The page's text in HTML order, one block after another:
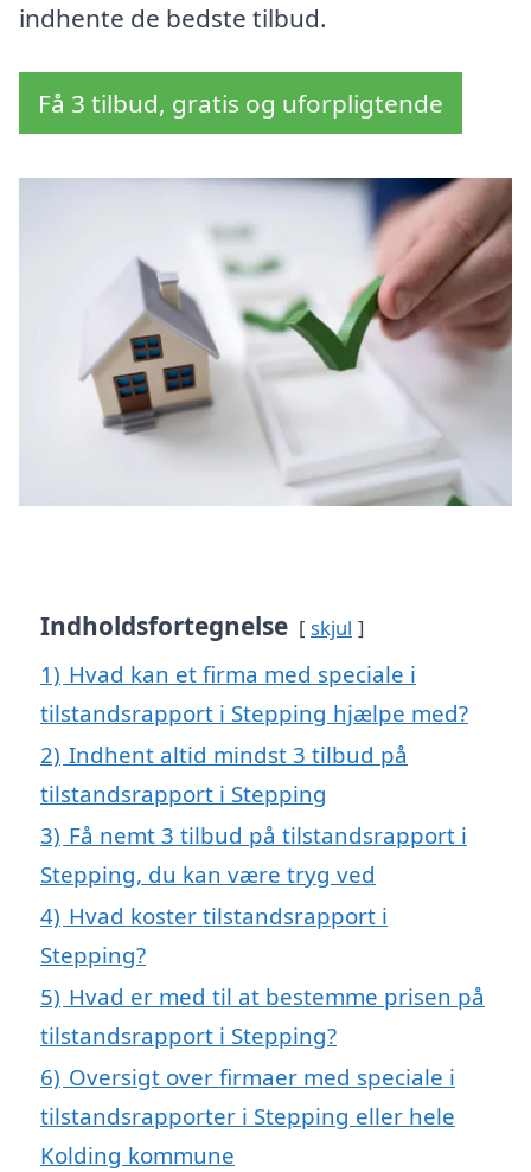
indhente de bedste tilbud.
Få 3 tilbud, gratis og uforpligtende
Indholdsfortegnelse skjul
1) Hvad kan et firma med speciale i
tilstandsrapport i Stepping hjælpe med?
2) Indhent altid mindst 3 tilbud på
tilstandsrapport i Stepping
3) Få nemt 3 tilbud på tilstandsrapport i
Stepping, du kan være tryg ved
4) Hvad koster tilstandsrapport i
Stepping?
5) Hvad er med til at bestemme prisen på
tilstandsrapport i Stepping?
6) Oversigt over firmaer med speciale i
tilstandsrapporter i Stepping eller hele
Kolding kommune